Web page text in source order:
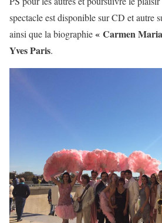
spectacle est disponible sur CD et autre
ainsi que la biographie« Carmen
Yves Paris.